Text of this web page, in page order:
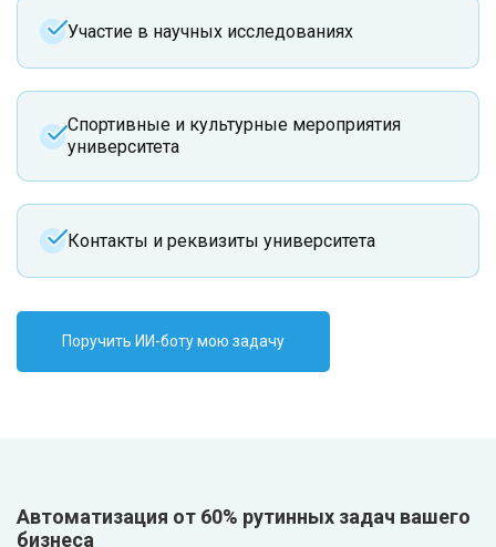
Участие в научных исследованиях
Спортивные и культурные мероприятия
университета
Контакты и реквизиты университета
Поручить ИИ-боту мою задачу
Автоматизация от 60% рутинных задач вашего
бизнеса